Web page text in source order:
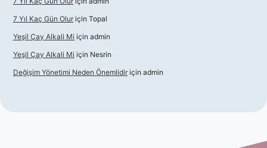
7 Yıl Kaç Gün Olur için Topal
Yeşil Çay Alkali Mi için admin
Yeşil Çay Alkali Mi için Nesrin
Değişim Yönetimi Neden Önemlidir için admin